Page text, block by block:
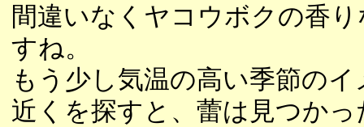
間違いなくヤコウボクの香
すね。
もう少し気温の高い季節の
近くを探すと、蕾は見つか